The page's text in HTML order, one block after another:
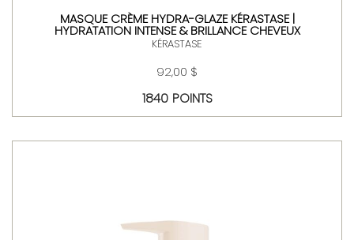
MASQUE CRÈME HYDRA-GLAZE KÉRASTASE |
HYDRATATION INTENSE & BRILLANCE CHEVEUX
KÉRASTASE
92,00 $
1840 POINTS